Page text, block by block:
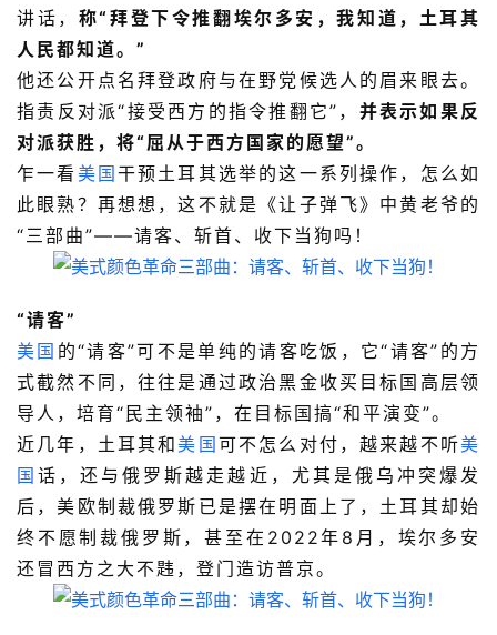
讲话， 称“拜登下令推翻埃尔多安，我知道，土耳其
人民都知道。”
他还公开点名拜登政府与在野党候选人的眉来眼去。
指责反对派“接受西方的指令推翻它”， 并表示如果反
对派获胜，将“屈从于西方国家的愿望”。
乍一看 美国 干预土耳其选举的这一系列操作，怎么如
此眼熟？再想想，这不就是《让子弹飞》中黄老爷的
“三部曲”——请客、斩首、收下当狗吗！
“请客”
美国 的“请客”可不是单纯的请客吃饭，它“请客”的方
式截然不同，往往是通过政治黑金收买目标国高层领
导人，培育“民主领袖”，在目标国搞“和平演变”。
近几年，土耳其和美国 可不怎么对付，越来越不听美
国话，还与俄罗斯越走越近，尤其是俄乌冲突爆发
后，美欧制裁俄罗斯已是摆在明面上了，土耳其却始
终不愿制裁俄罗斯，甚至在2022年8月，埃尔多安
还冒西方之大不韪，登门造访普京。